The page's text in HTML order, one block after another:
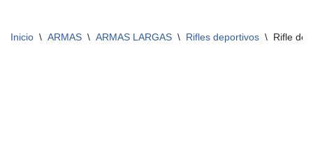
Inicio \ ARMAS \ ARMAS LARGAS \ Rifles deportivos \ Rifle de